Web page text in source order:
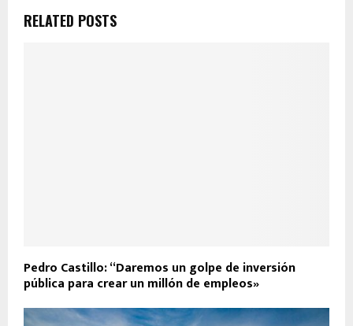
RELATED POSTS
Pedro Castillo: “Daremos un golpe de inversión
pública para crear un millón de empleos»